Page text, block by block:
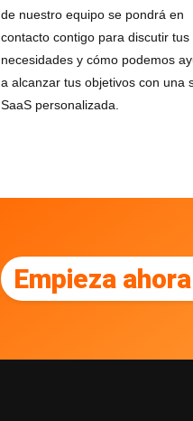
de nuestro equipo se pondrá en
contacto contigo para discutir tus
necesidades y cómo podemos
a alcanzar tus objetivos con una
SaaS personalizada.
Empieza ahora